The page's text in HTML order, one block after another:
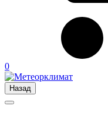
0
Назад